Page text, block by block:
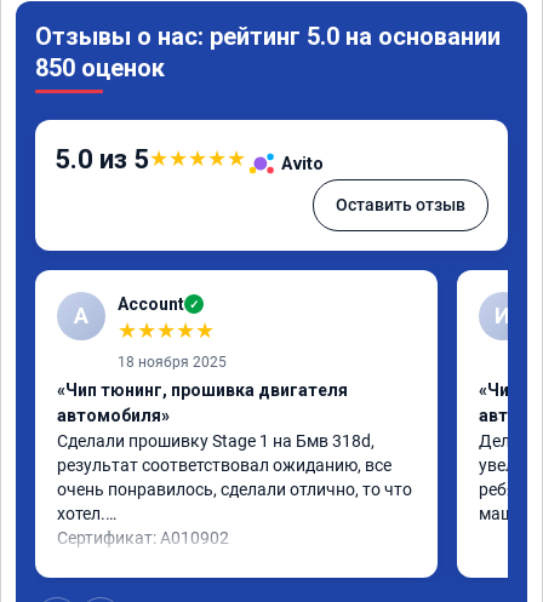
Отзывы о нас: рейтинг 5.0 на основании
850 оценок
5.0 из 5★★★★★ Avito
Оставить отзыв
A Account ✓
★★★★★
18 ноября 2025
«Чип тюнинг, прошивка двигателя
автомобиля»
Сделали прошивку Stage 1 на Бмв 318d,
результат соответствовал ожиданию, все
очень понравилось, сделали отлично, то что
хотел.
Сертификат: A010902
И
«Чип
Делали
ребята
машина